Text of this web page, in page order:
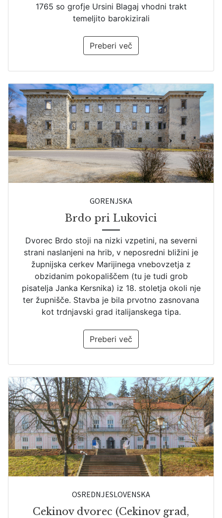
1765 so grofje Ursini Blagaj vhodni trakt
temeljito barokizirali
Preberi več
GORENJSKA
Brdo pri Lukovici
Dvorec Brdo stoji na nizki vzpetini, na severni
strani naslanjeni na hrib, v neposredni bližini je
župnijska cerkev Marijinega vnebovzetja z
obzidanim pokopališčem (tu je tudi grob
pisatelja Janka Kersnika) iz 18. stoletja okoli nje
ter župnišče. Stavba je bila prvotno zasnovana
kot trdnjavski grad italijanskega tipa.
Preberi več
OSREDNJESLOVENSKA
Cekinov dvorec (Cekinov grad,